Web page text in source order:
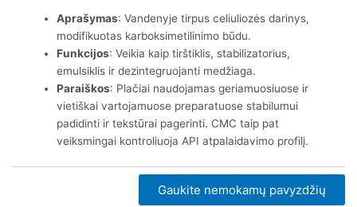
Aprašymas: Vandenyje tirpus celiuliozės darinys,
modifikuotas karboksimetilinimo būdu.
Funkcijos: Veikia kaip tirštiklis, stabilizatorius,
emulsiklis ir dezintegruojanti medžiaga.
Paraiškos: Plačiai naudojamas geriamuosiuose ir
vietiškai vartojamuose preparatuose stabilumui
padidinti ir tekstūrai pagerinti. CMC taip pat
veiksmingai kontroliuoja API atpalaidavimo profilį.
Gaukite nemokamų pavyzdžių